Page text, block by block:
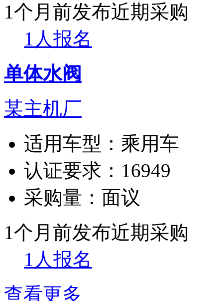
1个月前发布近期采购
1人报名
单体水阀
某主机厂
适用车型： 乘用车
认证要求： 16949
采购量： 面议
1个月前发布近期采购
1人报名
查看更多